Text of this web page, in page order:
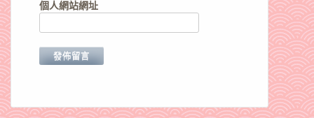
個人網站網址